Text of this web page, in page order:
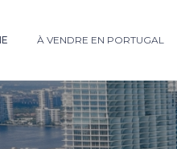
À VENDRE EN PORTUGAL